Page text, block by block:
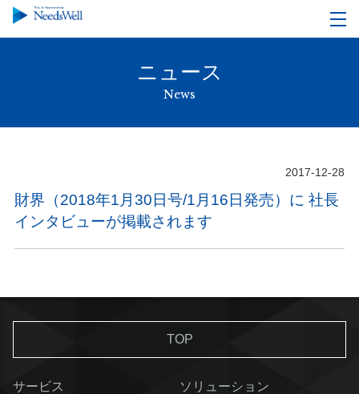
ニュース
News
2017-12-28
財界（2018年1月30日号/1月16日発売）に 社長
インタビューが掲載されます
TOP
サービス ソリューション